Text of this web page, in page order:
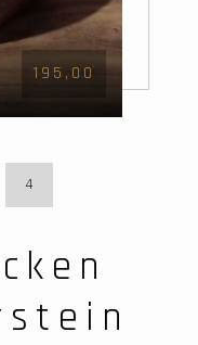
195,00
4